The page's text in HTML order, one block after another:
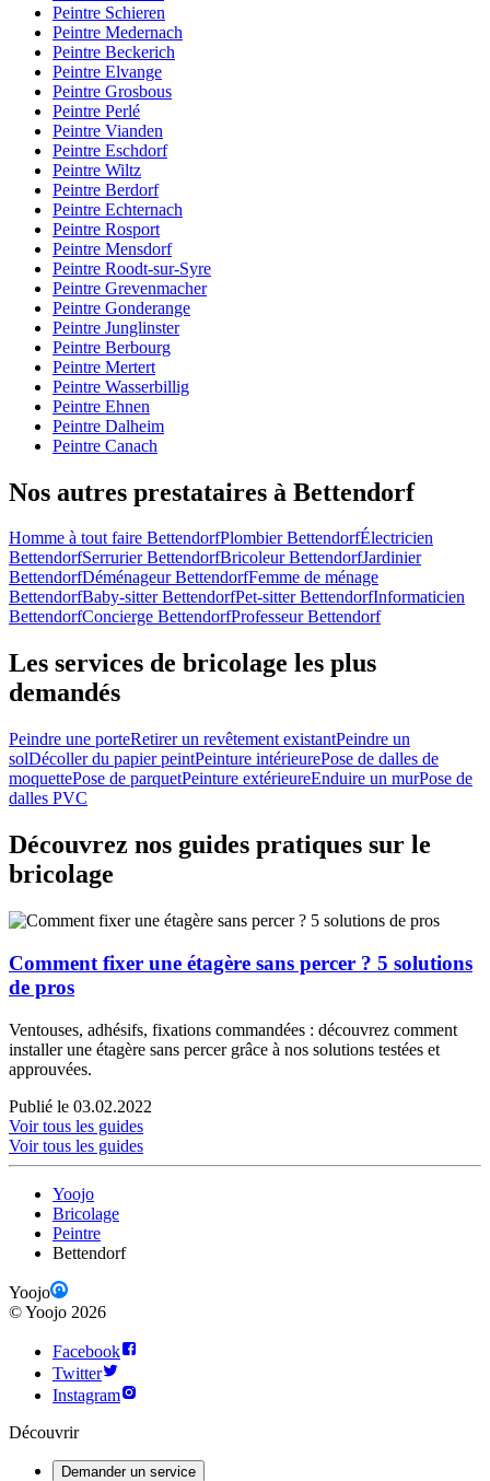
Peintre Schieren
Peintre Medernach
Peintre Beckerich
Peintre Elvange
Peintre Grosbous
Peintre Perlé
Peintre Vianden
Peintre Eschdorf
Peintre Wiltz
Peintre Berdorf
Peintre Echternach
Peintre Rosport
Peintre Mensdorf
Peintre Roodt-sur-Syre
Peintre Grevenmacher
Peintre Gonderange
Peintre Junglinster
Peintre Berbourg
Peintre Mertert
Peintre Wasserbillig
Peintre Ehnen
Peintre Dalheim
Peintre Canach
Nos autres prestataires à Bettendorf
Homme à tout faire BettendorfPlombier BettendorfÉlectricien
BettendorfSerrurier BettendorfBricoleur BettendorfJardinier
BettendorfDéménageur BettendorfFemme de ménage
BettendorfBaby-sitter BettendorfPet-sitter BettendorfInformaticien
BettendorfConcierge BettendorfProfesseur Bettendorf
Les services de bricolage les plus
demandés
Peindre une porteRetirer un revêtement existantPeindre un
solDécoller du papier peintPeinture intérieurePose de dalles de
moquettePose de parquetPeinture extérieureEnduire un murPose de
dalles PVC
Découvrez nos guides pratiques sur le
bricolage
Comment fixer une étagère sans percer ? 5 solutions
de pros
Ventouses, adhésifs, fixations commandées : découvrez comment
installer une étagère sans percer grâce à nos solutions testées et
approuvées.
Publié le 03.02.2022
Voir tous les guides
Voir tous les guides
Yoojo
Bricolage
Peintre
Bettendorf
Yoojo
©Yoojo 2026
Facebook
Twitter
Instagram
Découvrir
Demander un service